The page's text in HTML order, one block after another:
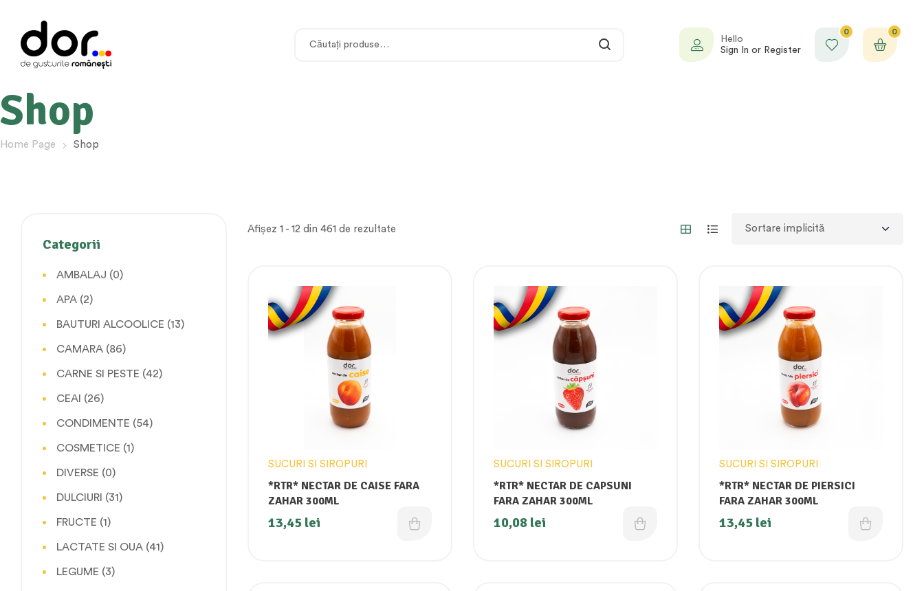
Hello
Sign In or Register
0 0
Shop
Home Page Shop
Afișez 1 - 12 din 461 de rezultate
SUCURI SI SIROPURI
*RTR* NECTAR DE CAISE FARA
ZAHAR 300ML
13,45 lei
SUCURI SI SIROPURI
*RTR* NECTAR DE CAPSUNI
FARA ZAHAR 300ML
10,08 lei
SUCURI SI SIROPURI
*RTR* NECTAR DE PIERSICI
FARA ZAHAR 300ML
13,45 lei
Categorii
AMBALAJ (0)
APA (2)
BAUTURI ALCOOLICE (13)
CAMARA (86)
CARNE SI PESTE (42)
CEAI (26)
CONDIMENTE (54)
COSMETICE (1)
DIVERSE (0)
DULCIURI (31)
FRUCTE (1)
LACTATE SI OUA (41)
LEGUME (3)